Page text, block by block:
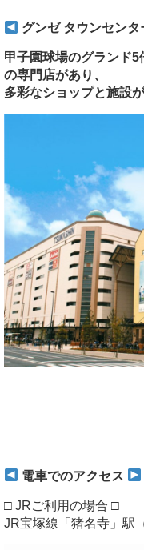
グンゼ タウンセンタ
甲子園球場のグランド
の専門店があり、
多彩なショップと施設
電車でのアクセス
□ JRご利用の場合 □
JR宝塚線「猪名寺」駅